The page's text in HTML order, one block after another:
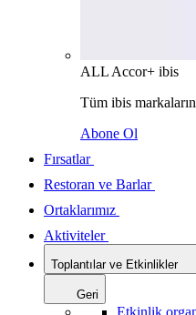
ALL Accor+ ibis
Tüm ibis
Abone Ol
Fırsatlar
Restoran ve Barlar
Ortaklarımız
Aktiviteler
Toplantılar ve Etkinlikler
Geri
Etkinlik